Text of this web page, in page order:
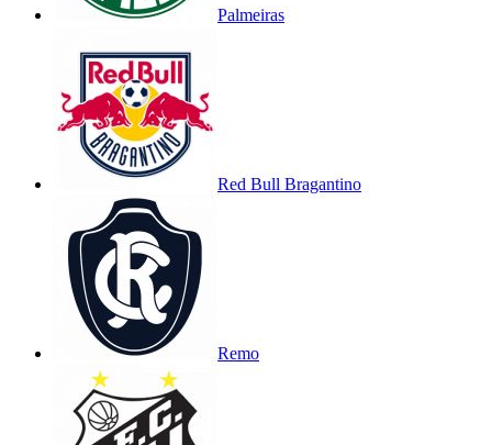
Palmeiras
Red Bull Bragantino
Remo